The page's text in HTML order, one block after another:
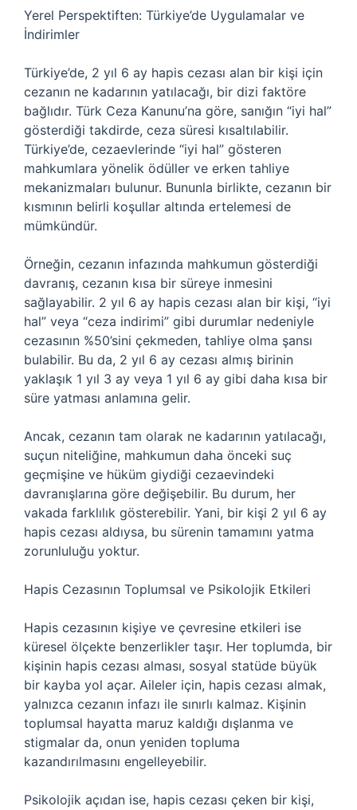
Yerel Perspektiften: Türkiye’de Uygulamalar ve
İndirimler
Türkiye’de, 2 yıl 6 ay hapis cezası alan bir kişi için
cezanın ne kadarının yatılacağı, bir dizi faktöre
bağlıdır. Türk Ceza Kanunu’na göre, sanığın “iyi hal”
gösterdiği takdirde, ceza süresi kısaltılabilir.
Türkiye’de, cezaevlerinde “iyi hal” gösteren
mahkumlara yönelik ödüller ve erken tahliye
mekanizmaları bulunur. Bununla birlikte, cezanın bir
kısmının belirli koşullar altında ertelemesi de
mümkündür.
Örneğin, cezanın infazında mahkumun gösterdiği
davranış, cezanın kısa bir süreye inmesini
sağlayabilir. 2 yıl 6 ay hapis cezası alan bir kişi, “iyi
hal” veya “ceza indirimi” gibi durumlar nedeniyle
cezasının %50’sini çekmeden, tahliye olma şansı
bulabilir. Bu da, 2 yıl 6 ay cezası almış birinin
yaklaşık 1 yıl 3 ay veya 1 yıl 6 ay gibi daha kısa bir
süre yatması anlamına gelir.
Ancak, cezanın tam olarak ne kadarının yatılacağı,
suçun niteliğine, mahkumun daha önceki suç
geçmişine ve hüküm giydiği cezaevindeki
davranışlarına göre değişebilir. Bu durum, her
vakada farklılık gösterebilir. Yani, bir kişi 2 yıl 6 ay
hapis cezası aldıysa, bu sürenin tamamını yatma
zorunluluğu yoktur.
Hapis Cezasının Toplumsal ve Psikolojik Etkileri
Hapis cezasının kişiye ve çevresine etkileri ise
küresel ölçekte benzerlikler taşır. Her toplumda, bir
kişinin hapis cezası alması, sosyal statüde büyük
bir kayba yol açar. Aileler için, hapis cezası almak,
yalnızca cezanın infazı ile sınırlı kalmaz. Kişinin
toplumsal hayatta maruz kaldığı dışlanma ve
stigmalar da, onun yeniden topluma
kazandırılmasını engelleyebilir.
Psikolojik açıdan ise, hapis cezası çeken bir kişi,